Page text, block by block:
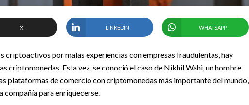
X LINKEDIN WHATSAPP
criptoactivos por malas experiencias con empresas fraudulentas, hay
criptomonedas. Esta vez, se conoció el caso de Nikhil Wahi, un hombre
plataformas de comercio con criptomonedas más importante del mundo,
compañía para enriquecerse.